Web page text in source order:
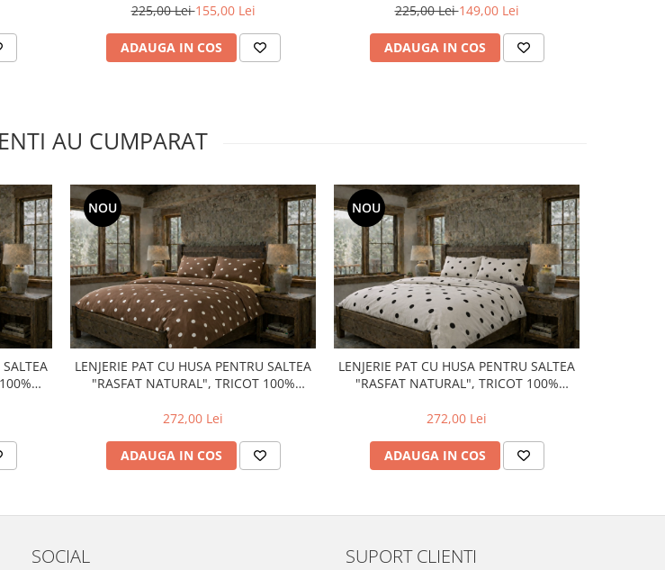
225,00 Lei155,00 Lei
ADAUGA IN COS
225,00 Lei149,00 Lei
ADAUGA IN COS
AU CUMPARAT
NOU
LENJERIE PAT CU HUSA PENTRU SALTEA
"RASFAT NATURAL", TRICOT 100%
272,00 Lei
ADAUGA IN COS
NOU
LENJERIE PAT CU HUSA PENTRU SALTEA
"RASFAT NATURAL", TRICOT 100%
272,00 Lei
ADAUGA IN COS
SOCIAL SUPORT CLIENTI